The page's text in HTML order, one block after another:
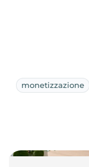
monetizzazione